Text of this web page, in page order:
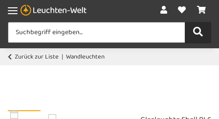
Zurück zur Liste Wandleuchten